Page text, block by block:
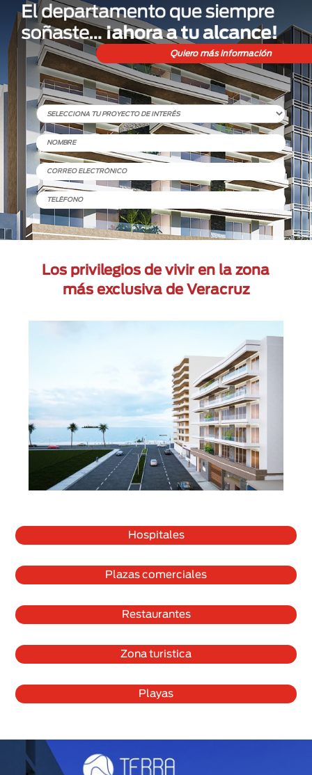
Los privilegios de vivir en la zona
más exclusiva de Veracruz
Hospitales
Plazas comerciales
Restaurantes
Zona turistica
Playas